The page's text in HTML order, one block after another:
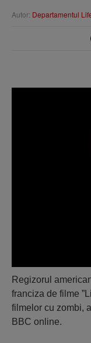
Autor: Departamentul
Regizorul
franciza de filme
filmelor cu zombi,
BBC online.